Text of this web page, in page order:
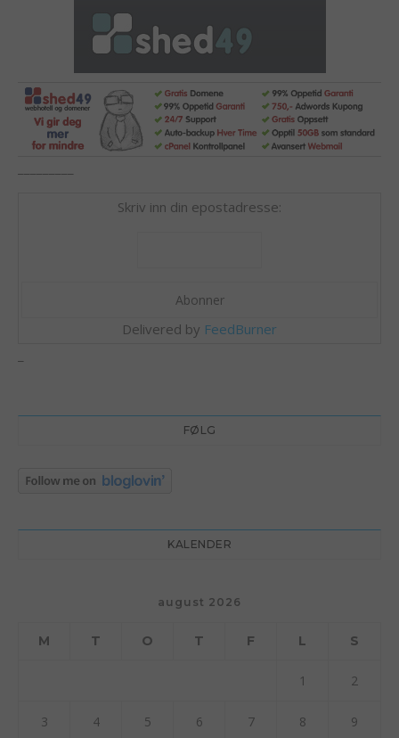
Skriv inn din epostadresse:
Delivered by FeedBurner
FØLG
KALENDER
august 2026
M T O T F L S
1 2
3 4 5 6 7 8 9